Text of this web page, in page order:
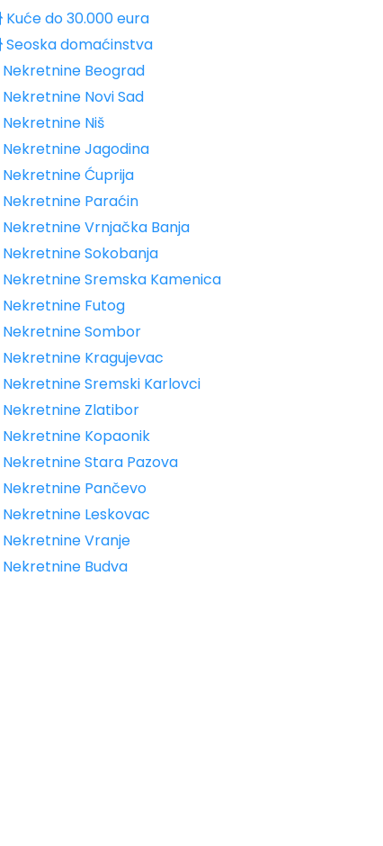
Kuće do 30.000 eura
Seoska domaćinstva
Nekretnine Beograd
Nekretnine Novi Sad
Nekretnine Niš
Nekretnine Jagodina
Nekretnine Ćuprija
Nekretnine Paraćin
Nekretnine Vrnjačka Banja
Nekretnine Sokobanja
Nekretnine Sremska Kamenica
Nekretnine Futog
Nekretnine Sombor
Nekretnine Kragujevac
Nekretnine Sremski Karlovci
Nekretnine Zlatibor
Nekretnine Kopaonik
Nekretnine Stara Pazova
Nekretnine Pančevo
Nekretnine Leskovac
Nekretnine Vranje
Nekretnine Budva